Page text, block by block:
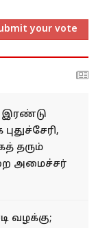
your vote
தரும்
அமைச்சர்
வழக்கு;